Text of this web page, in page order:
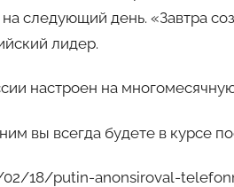
следующий день. «Завтра
лидер.
настроен на
вы всегда будете в курсе
18/putin-anonsiroval-